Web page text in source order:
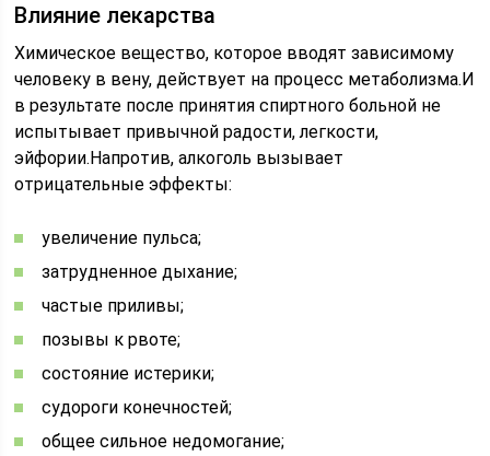
Влияние лекарства
Химическое вещество, которое вводят зависимому
человеку в вену, действует на процесс метаболизма.И
в результате после принятия спиртного больной не
испытывает привычной радости, легкости,
эйфории.Напротив, алкоголь вызывает
отрицательные эффекты:
увеличение пульса;
затрудненное дыхание;
частые приливы;
позывы к рвоте;
состояние истерики;
судороги конечностей;
общее сильное недомогание;